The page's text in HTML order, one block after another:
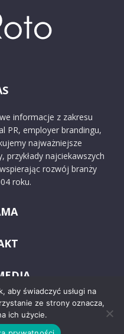
informacje z zakresu
PR, employer brandingu,
najważniejsze
przykłady najciekawszych
rozwój branży
roku.
aby świadczyć usługi na
ze strony oznacza,
ich użycie.